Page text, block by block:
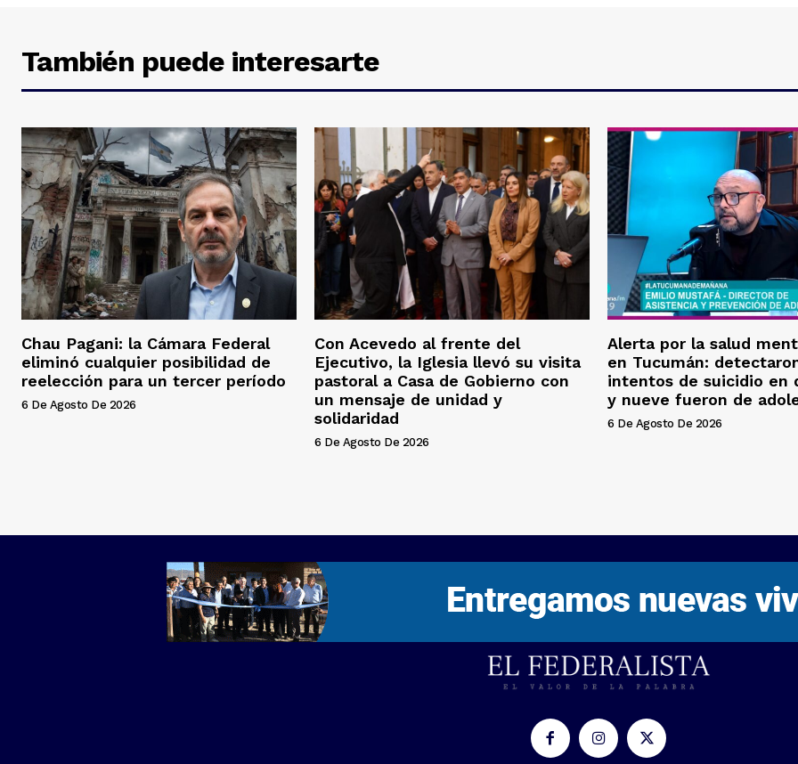
También puede interesarte
Chau Pagani: la Cámara Federal
eliminó cualquier posibilidad de
reelección para un tercer período
6 De Agosto De 2026
Con Acevedo al frente del
Ejecutivo, la Iglesia llevó su visita
pastoral a Casa de Gobierno con
un mensaje de unidad y
solidaridad
6 De Agosto De 2026
Alerta por la salud
en Tucumán:
intentos de suicidio en
y nueve fueron de
6 De Agosto De 2026